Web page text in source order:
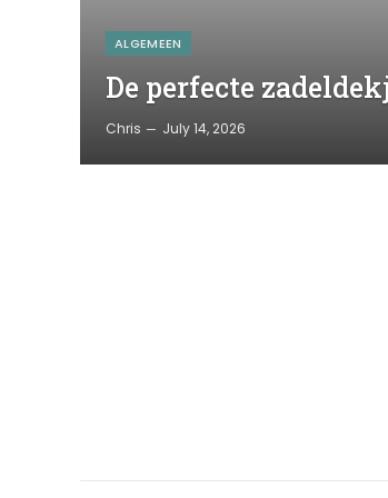
ALGEMEEN
De perfecte
Chris July 14, 2026